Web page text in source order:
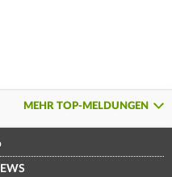
MEHR TOP-MELDUNGEN